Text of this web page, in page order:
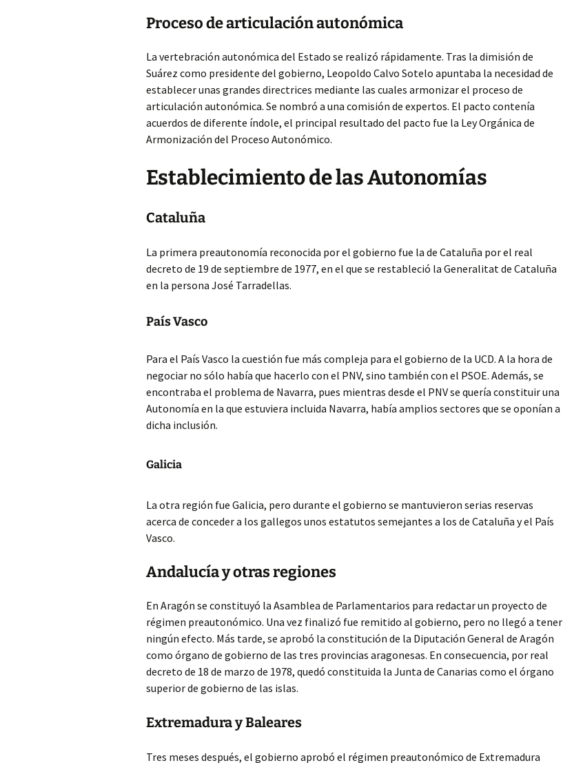
Proceso de articulación autonómica
La vertebración autonómica del Estado se realizó rápidamente. Tras la dimisión de
Suárez como presidente del gobierno, Leopoldo Calvo Sotelo apuntaba la necesidad de
establecer unas grandes directrices mediante las cuales armonizar el proceso de
articulación autonómica. Se nombró a una comisión de expertos. El pacto contenía
acuerdos de diferente índole, el principal resultado del pacto fue la Ley Orgánica de
Armonización del Proceso Autonómico.
Establecimiento de las Autonomías
Cataluña
La primera preautonomía reconocida por el gobierno fue la de Cataluña por el real
decreto de 19 de septiembre de 1977, en el que se restableció la Generalitat de Cataluña
en la persona José Tarradellas.
País Vasco
Para el País Vasco la cuestión fue más compleja para el gobierno de la UCD. A la hora de
negociar no sólo había que hacerlo con el PNV, sino también con el PSOE. Además, se
encontraba el problema de Navarra, pues mientras desde el PNV se quería constituir una
Autonomía en la que estuviera incluida Navarra, había amplios sectores que se oponían a
dicha inclusión.
Galicia
La otra región fue Galicia, pero durante el gobierno se mantuvieron serias reservas
acerca de conceder a los gallegos unos estatutos semejantes a los de Cataluña y el País
Vasco.
Andalucía y otras regiones
En Aragón se constituyó la Asamblea de Parlamentarios para redactar un proyecto de
régimen preautonómico. Una vez finalizó fue remitido al gobierno, pero no llegó a tener
ningún efecto. Más tarde, se aprobó la constitución de la Diputación General de Aragón
como órgano de gobierno de las tres provincias aragonesas. En consecuencia, por real
decreto de 18 de marzo de 1978, quedó constituida la Junta de Canarias como el órgano
superior de gobierno de las islas.
Extremadura y Baleares
Tres meses después, el gobierno aprobó el régimen preautonómico de Extremadura